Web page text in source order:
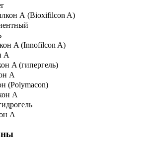
А (Bioxifilcon A)
A (Innofilcon A)
А
A (гипергель)
А
(Polymacon)
А
А